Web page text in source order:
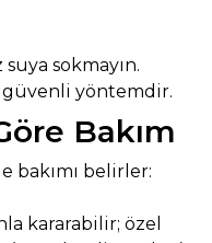
sokmayın.
yöntemdir.
Bakım
bakımı belirler:
kararabilir; özel